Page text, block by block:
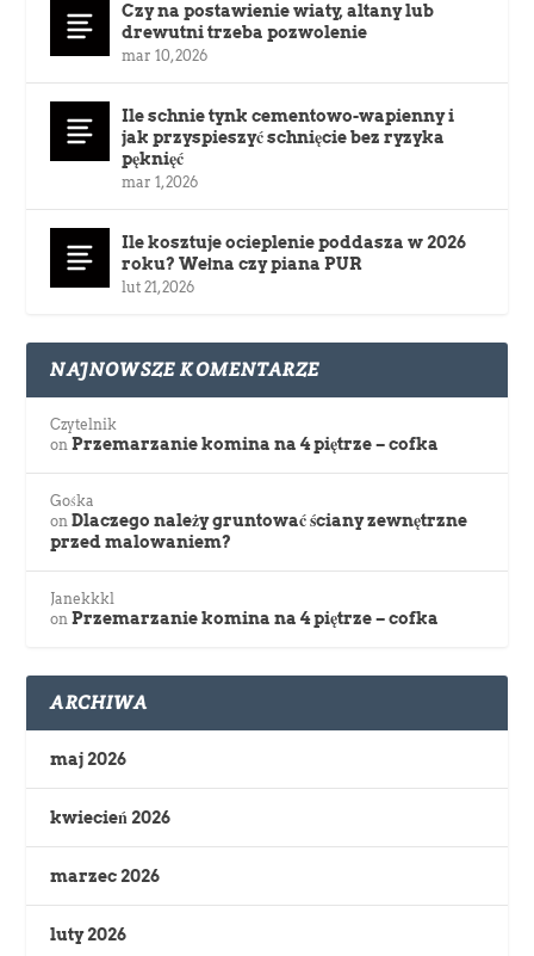
Czy na postawienie wiaty, altany lub
drewutni trzeba pozwolenie
mar 10, 2026
Ile schnie tynk cementowo-wapienny i
jak przyspieszyć schnięcie bez ryzyka
pęknięć
mar 1, 2026
Ile kosztuje ocieplenie poddasza w 2026
roku? Wełna czy piana PUR
lut 21, 2026
NAJNOWSZE KOMENTARZE
Czytelnik
onPrzemarzanie komina na 4 piętrze – cofka
Gośka
onDlaczego należy gruntować ściany zewnętrzne
przed malowaniem?
Janekkkl
onPrzemarzanie komina na 4 piętrze – cofka
ARCHIWA
maj 2026
kwiecień 2026
marzec 2026
luty 2026